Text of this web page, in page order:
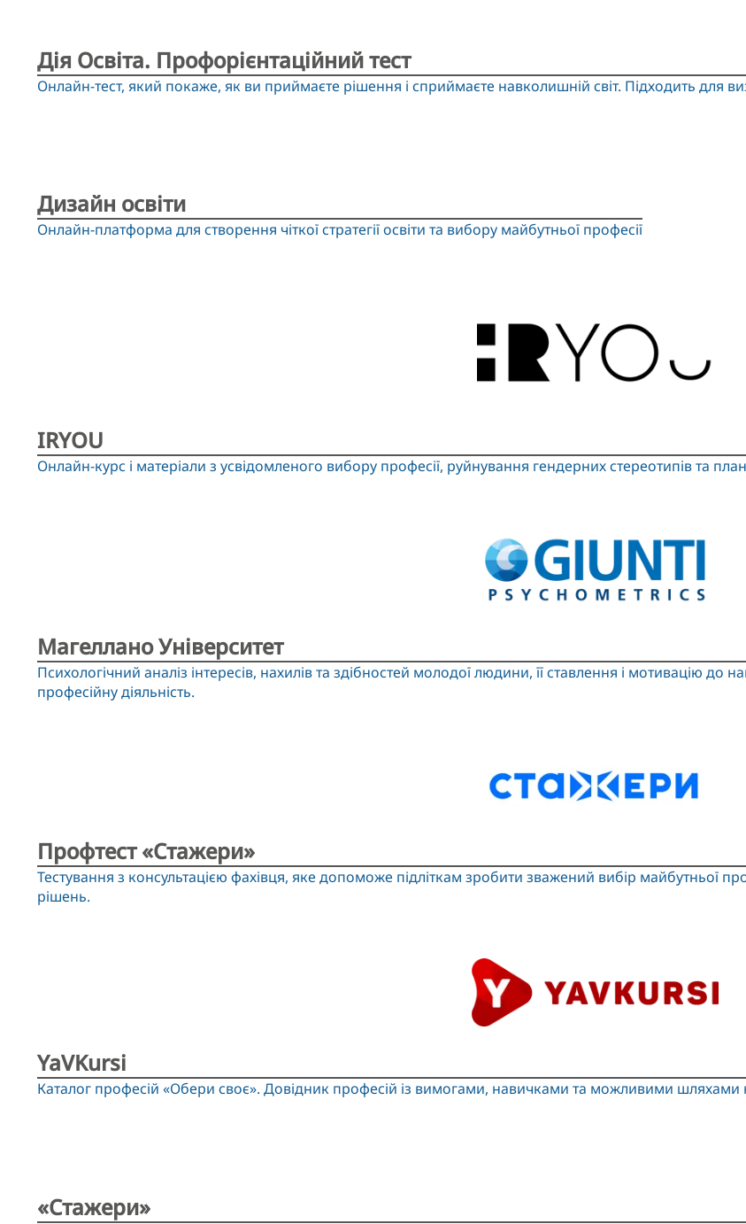
Дія Освіта. Профорієнтаційний тест
Онлайн-тест, який покаже, як ви приймаєте рішення і сприймаєте навколишній світ. Підходить для
Дизайн освіти
Онлайн-платформа для створення чіткої стратегії освіти та вибору майбутньої професії
IRYOU
Онлайн-курс і матеріали з усвідомленого вибору професії, руйнування гендерних стереотипів та
Магеллано Університет
Психологічний аналіз інтересів, нахилів та здібностей молодої людини, її ставлення і мотивацію
професійну діяльність.
Профтест «Стажери»
Тестування з консультацією фахівця, яке допоможе підліткам зробити зважений вибір майбутньої
рішень.
YaVKursi
Каталог професій «Обери своє». Довідник професій із вимогами, навичками та можливими шляхами
«Стажери»